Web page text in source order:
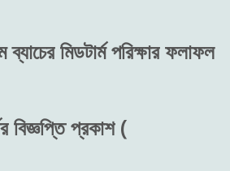
মিডটার্ম পরিক্ষার ফলাফল
বিজ্ঞপ্তি প্রকাশ (